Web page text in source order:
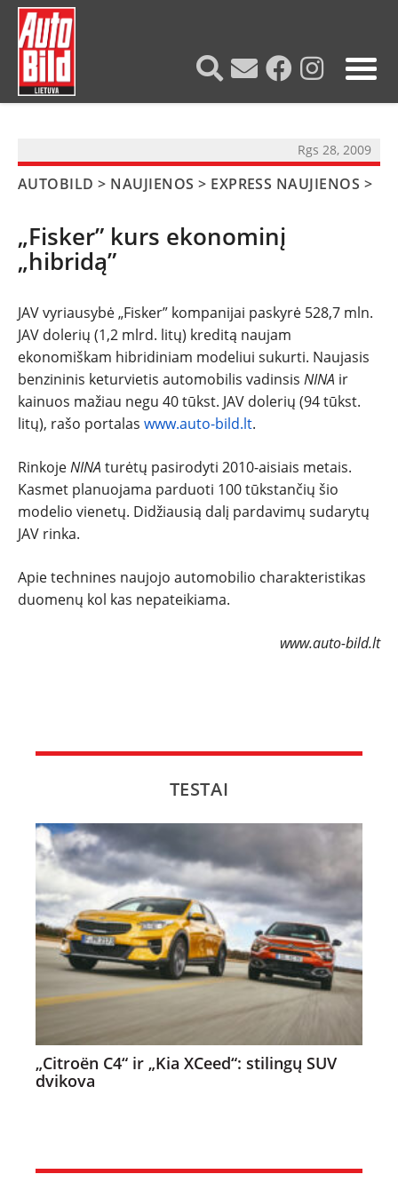
NAUJIENOS
TESTAI
NAUJI
NAUDOTI
SPORTAS
Rgs 28, 2009
AUTOBILD > NAUJIENOS > EXPRESS NAUJIENOS >
„Fisker” kurs ekonominį
„hibridą”
JAV vyriausybė „Fisker” kompanijai paskyrė 528,7 mln.
JAV dolerių (1,2 mlrd. litų) kreditą naujam
ekonomiškam hibridiniam modeliui sukurti. Naujasis
benzininis keturvietis automobilis vadinsis NINA ir
kainuos mažiau negu 40 tūkst. JAV dolerių (94 tūkst.
litų), rašo portalas www.auto-bild.lt.
RinkojeNINA turėtų pasirodyti 2010-aisiais metais.
Kasmet planuojama parduoti 100 tūkstančių šio
modelio vienetų. Didžiausią dalį pardavimų sudarytų
JAV rinka.
Apie technines naujojo automobilio charakteristikas
duomenų kol kas nepateikiama.
www.auto-bild.lt
TESTAI
„Citroën C4“ ir „Kia XCeed“: stilingų SUV
dvikova